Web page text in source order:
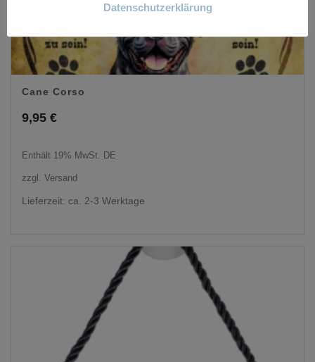
Cane Corso
9,95 €
Enthält 19% MwSt. DE
zzgl. Versand
Lieferzeit: ca. 2-3 Werktage
Datenschutzerklärung